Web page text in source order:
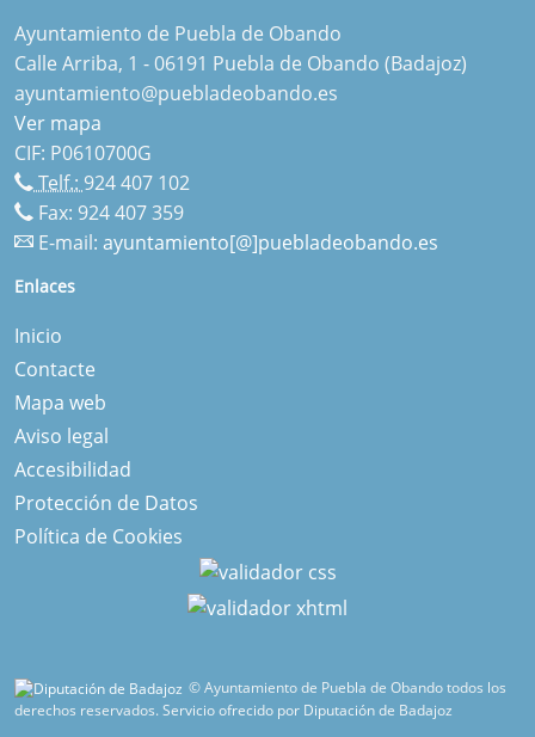
Ayuntamiento de Puebla de Obando
Calle Arriba, 1 - 06191 Puebla de Obando (Badajoz)
ayuntamiento@puebladeobando.es
Ver mapa
CIF: P0610700G
Telf.:924 407 102
Fax: 924 407 359
E-mail: ayuntamiento[@]puebladeobando.es
Enlaces
Inicio
Contacte
Mapa web
Aviso legal
Accesibilidad
Protección de Datos
Política de Cookies
© Ayuntamiento de Puebla de Obando todos los
derechos reservados.Servicio ofrecido por Diputación de Badajoz